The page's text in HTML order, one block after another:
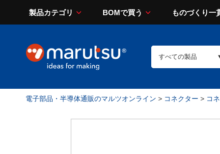
製品カテゴリ BOMで買う ものづくり一
電子部品・半導体通販のマルツオンライン > コネクター > コ